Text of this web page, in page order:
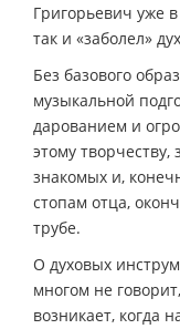
Григорьевич уже
так и «заболел»
Без базового
музыкальной
дарованием и
этому
знакомых и,
стопам отца,
трубе.
О духовых
многом не
возникает, когда